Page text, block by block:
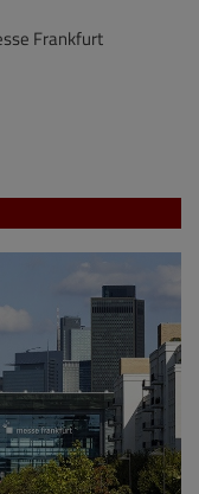
Frankfurt